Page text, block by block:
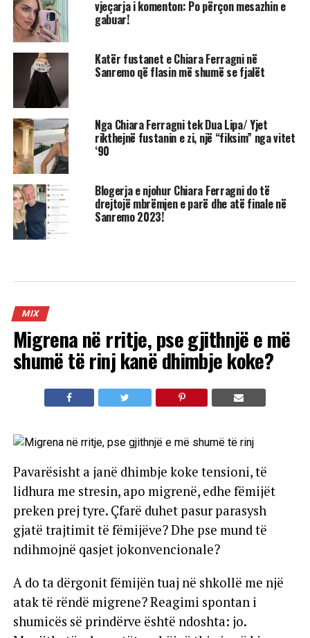
vjeçarja i komenton: Po përçon mesazhin e
gabuar!
Katër fustanet e Chiara Ferragni në
Sanremo që flasin më shumë se fjalët
Nga Chiara Ferragni tek Dua Lipa/ Yjet
rikthejnë fustanin e zi, një “fiksim” nga vitet
‘90
Blogerja e njohur Chiara Ferragni do të
drejtojë mbrëmjen e parë dhe atë finale në
Sanremo 2023!
MIX
Migrena në rritje, pse gjithnjë e më
shumë të rinj kanë dhimbje koke?
Pavarësisht a janë dhimbje koke tensioni, të
lidhura me stresin, apo migrenë, edhe fëmijët
preken prej tyre. Çfarë duhet pasur parasysh
gjatë trajtimit të fëmijëve? Dhe pse mund të
ndihmojnë qasjet jokonvencionale?
A do ta dërgonit fëmijën tuaj në shkollë me një
atak të rëndë migrene? Reagimi spontan i
shumicës së prindërve është ndoshta: jo.